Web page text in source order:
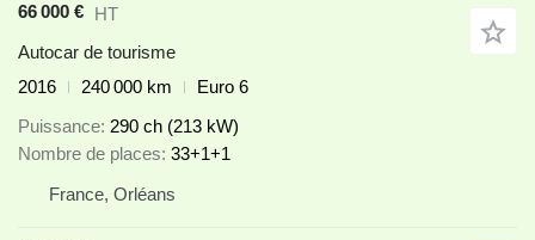
66 000 € HT
Autocar de tourisme
2016
240 000 km
Euro 6
Puissance 290 ch (213 kW)
Nombre de places 33+1+1
France, Orléans